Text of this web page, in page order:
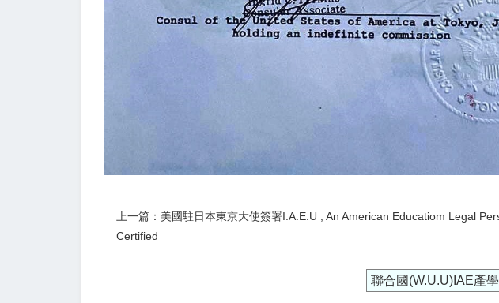
上一篇：美國駐日本東京大使簽署I.A.E.U , An American Educatiom Legal
Certified
聯合國(W.U.U)IAE產